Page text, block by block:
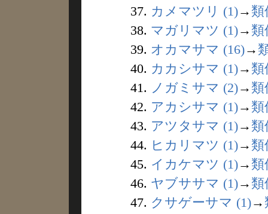
37. カメマツリ (1)→ 類
38. マガリマツ (1)→ 類
39. オカマサマ (16)→
40. カカシサマ (1)→ 類
41. ノガミサマ (2)→ 類
42. アカシサマ (1)→ 類
43. アツタサマ (1)→ 類
44. ヒカリマツ (1)→ 類
45. イカケマツ (1)→ 類
46. ヤブササマ (1)→ 類
47. クサゲーサマ (1)→